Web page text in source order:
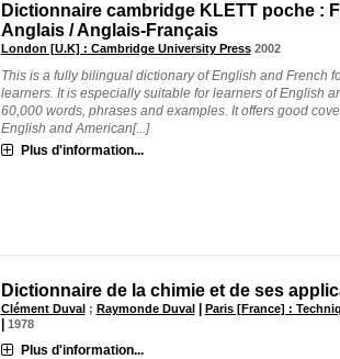
Dictionnaire cambridge KLETT poche :
Anglais / Anglais-Français
London [U.K] : Cambridge University Press 2002
This is a fully bilingual dictionary of English and French
learners. It is especially suitable for learners of English
60,000 words, phrases and examples. It offers good
English and American[...]
Plus d'information...
Dictionnaire de la chimie et de ses
Clément Duval; Raymonde Duval | Paris [France] :
| 1978
Plus d'information...